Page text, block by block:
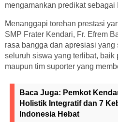
mengamankan predikat sebagai
Menanggapi torehan prestasi
SMP Frater Kendari, Fr. Efrem
rasa bangga dan apresiasi
seluruh siswa yang terlibat, baik
maupun tim suporter yang
Baca Juga: Pemkot
Holistik Integratif dan 7
Indonesia Hebat